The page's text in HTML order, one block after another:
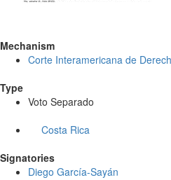
Mechanism
Corte Interamericana de
Type
Voto Separado
Costa Rica
Signatories
Diego García-Sayán